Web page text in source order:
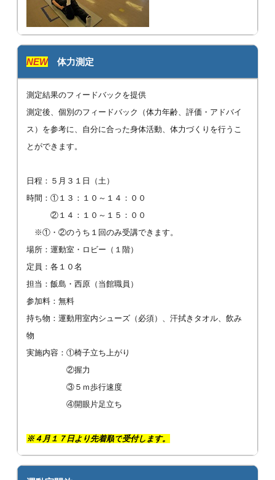
NEW 体力測定
測定結果のフィードバックを提供
測定後、個別のフィードバック（体力年齢、評価・アドバイ
ス）を参考に、自分に合った身体活動、体力づくりを行うこ
とができます。
日程：５月３１日（土）
時間：①１３：１０～１４：００
②１４：１０～１５：００
※①・②のうち１回のみ受講できます。
場所：運動室・ロビー（１階）
定員：各１０名
担当：飯島・西原（当館職員）
参加料：無料
持ち物：運動用室内シューズ（必須）、汗拭きタオル、飲み
物
実施内容：①椅子立ち上がり
②握力
③５ｍ歩行速度
④開眼片足立ち
※４月１７日より先着順で受付します。